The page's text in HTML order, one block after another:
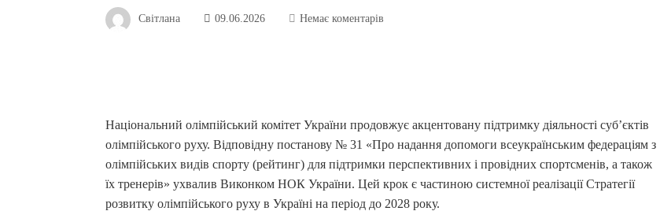
Світлана 09.06.2026 Немає коментарів
Національний олімпійський комітет України продовжує акцентовану підтримку діяльності суб’єктів
олімпійського руху. Відповідну постанову № 31 «Про надання допомоги всеукраїнським федераціям з
олімпійських видів спорту (рейтинг) для підтримки перспективних і провідних спортсменів, а також
їх тренерів» ухвалив Виконком НОК України. Цей крок є частиною системної реалізації Стратегії
розвитку олімпійського руху в Україні на період до 2028 року.